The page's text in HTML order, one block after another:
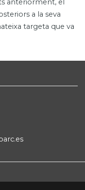
anteriorment, el
a la seva
targeta que va